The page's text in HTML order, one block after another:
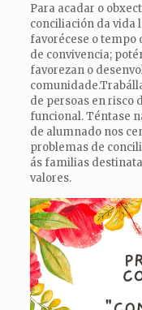
Para acadar o
conciliación da vida
favorécese o tempo
de convivencia;
favorezan o
de persoas en risco
funcional. Téntase
de alumnado nos
problemas de
ás familias
valores.